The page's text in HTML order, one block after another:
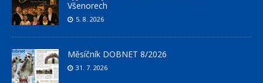
Všenorech
5. 8. 2026
Měsíčník DOBNET 8/2026
31. 7. 2026